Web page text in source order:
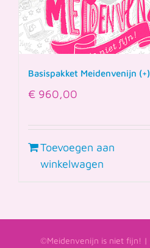
Basispakket Meidenvenijn (+)
€ 960,00
Toevoegen aan
winkelwagen
©Meidenvenijn is niet fijn! |